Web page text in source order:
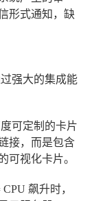
形式通知，缺
强大的集成能
可定制的卡片
接，而是包含
可视化卡片。
飙升时，